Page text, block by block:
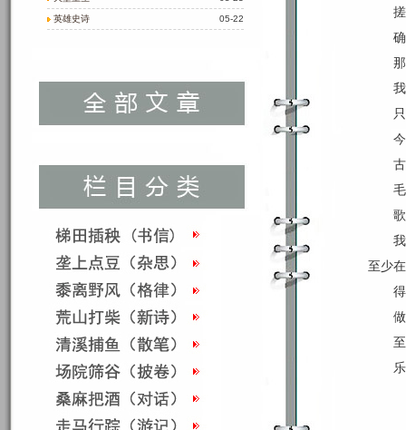
05-22
英雄史诗
至少